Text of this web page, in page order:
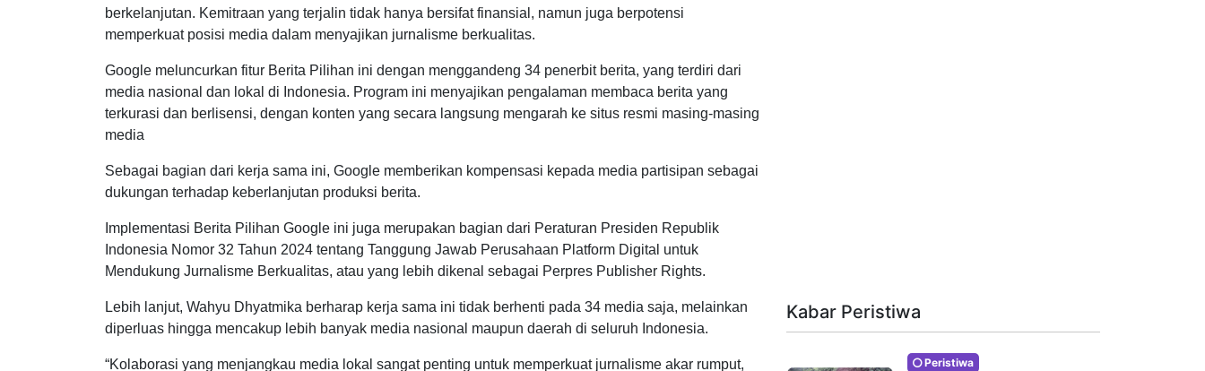
berkelanjutan. Kemitraan yang terjalin tidak hanya bersifat finansial, namun juga berpotensi
memperkuat posisi media dalam menyajikan jurnalisme berkualitas.
Google meluncurkan fitur Berita Pilihan ini dengan menggandeng 34 penerbit berita, yang terdiri dari
media nasional dan lokal di Indonesia. Program ini menyajikan pengalaman membaca berita yang
terkurasi dan berlisensi, dengan konten yang secara langsung mengarah ke situs resmi masing-masing
media
Sebagai bagian dari kerja sama ini, Google memberikan kompensasi kepada media partisipan sebagai
dukungan terhadap keberlanjutan produksi berita.
Implementasi Berita Pilihan Google ini juga merupakan bagian dari Peraturan Presiden Republik
Indonesia Nomor 32 Tahun 2024 tentang Tanggung Jawab Perusahaan Platform Digital untuk
Mendukung Jurnalisme Berkualitas, atau yang lebih dikenal sebagai Perpres Publisher Rights.
Lebih lanjut, Wahyu Dhyatmika berharap kerja sama ini tidak berhenti pada 34 media saja, melainkan
diperluas hingga mencakup lebih banyak media nasional maupun daerah di seluruh Indonesia.
“Kolaborasi yang menjangkau media lokal sangat penting untuk memperkuat jurnalisme akar rumput,
Kabar Peristiwa
Peristiwa